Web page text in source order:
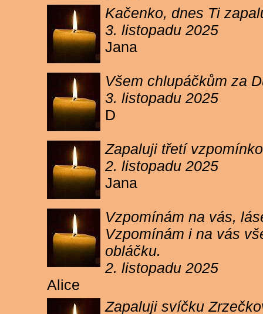
Kačenko, dnes Ti
3. listopadu 2025
Jana
Všem chlupáčkům za
3. listopadu 2025
D
Zapaluji třetí
2. listopadu 2025
Jana
Vzpomínám na vás,
Vzpomínám i na vás
obláčku.
2. listopadu 2025
Alice
Zapaluji svíčku